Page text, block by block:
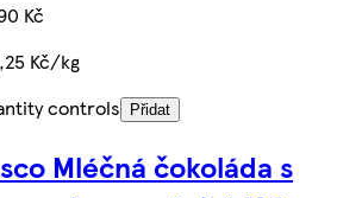
Kč
Kč/kg
controls
Přidat
Mléčná čokoláda s